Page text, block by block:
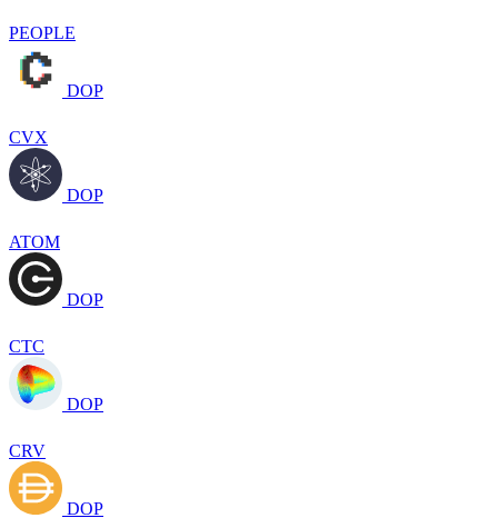
PEOPLE
DOP
CVX
DOP
ATOM
DOP
CTC
DOP
CRV
DOP